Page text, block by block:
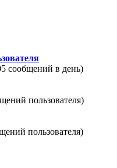
сообщений в день)
пользователя)
пользователя)